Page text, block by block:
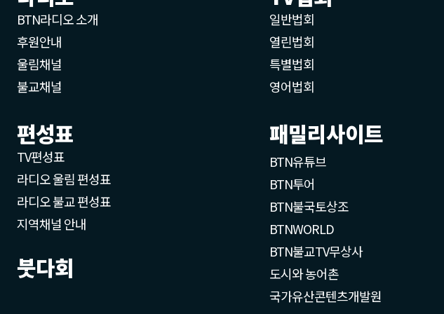
BTN라디오 소개
후원안내
울림채널
불교채널
편성표
TV편성표
라디오 울림 편성표
라디오 불교 편성표
지역채널 안내
붓다회
일반법회
열린법회
특별법회
영어법회
패밀리사이트
BTN유튜브
BTN투어
BTN불국토상조
BTNWORLD
BTN불교TV무상사
도시와 농어촌
국가유산콘텐츠개발원